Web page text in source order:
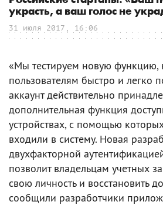
украсть, а ваш голос не
31 июля 2017, 16:06
«Мы тестируем новую функцию,
пользователям быстро и легко
аккаунт действительно
дополнительная функция
устройствах, с помощью
входили в систему. Новая
двухфакторной
позволит владельцам учетных
свою личность и восстановить
сообщили разработчики